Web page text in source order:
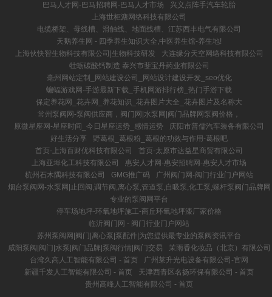
巴马人才网-巴马招聘网-巴马人才市场
兴义点阵手汽车轮胎
上海世柜溏网络科技有限公司
电缆桥架、母线槽、滑触线、地面线槽、江苏西丰电气有限公司
天鹅养生网 - 四季养生知识大全,中医养生馆-养生地!
上海伙快智生物科技有限公司|生物科技研发
大连缘分天空网络科技有限公司
牡蛎碳酸钙制造 泰兴市斐宝丹药业有限公司
毫州网站定制_网站建设公司_网站设计建设开发_seo优化
蝙蝠游戏网-手游最新下载_手机网游排行榜_热门手游下载
保定养花网_花卉网_养花知识_花卉图片大全_花卉图片及名称大
常州泵阀网-泵阀供应商，阀门网|水泵网|阀门品牌网泵阀价格，
原微星座网-星座时间_今日星座运势_感情运势
庆阳市普儒汽车装备有限公司
好生活分享
野葛根_葛根粉_葛根的功效与作用-葛根吧
首页-上海百财优科技有限公司
首页-太原市达益星商贸有限公司
上海亚埠化工科技有限公司
惠安人才网-惠安招聘网-惠安人才市场
杭州石木隅科技有限公司
GMG推广码
广州阀门网-阀门行业门户网站
烟台泵阀网-水泵网|止回阀,调节阀,离心泵,管道泵,自吸泵,化工泵,螺杆泵阀门品牌网
专业的泵阀网平台
停车场地坪-环氧地坪施工-商丘环氧地坪漆厂家价格
临沂阀门网 - 阀门行业门户网站
苏州泵阀网|阀门|离心泵|泵配件|为您提供最专业的泵阀资讯平台
咸阳泵阀|阀门|水泵|阀门品牌|泵阀行情|阀门交易
茉雨香化妆品（北京）有限公司
台湾久高人工智能有限公司 - 首页
广州莱升光电设备有限公司-官网
新疆千发人工智能有限公司 - 首页
天津西青区名扬环保有限公司 - 首页
贵州高峰人工智能有限公司 - 首页